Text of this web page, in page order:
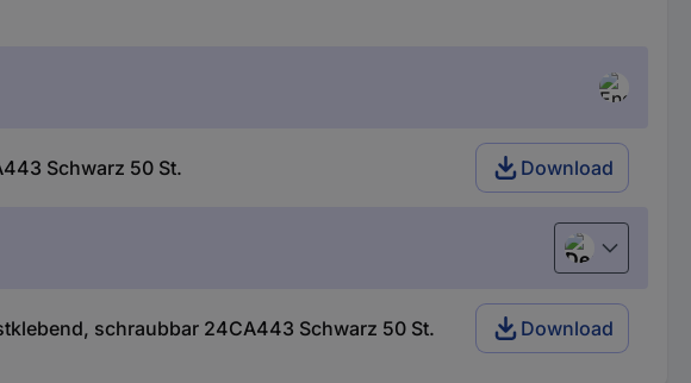
Schwarz 50 St. Download
Deutsch
schraubbar 24CA443 Schwarz 50 St. Download